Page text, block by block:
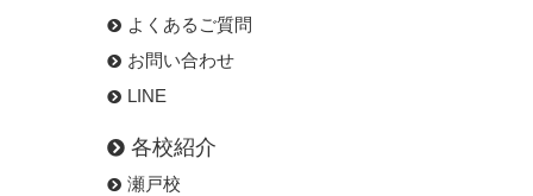
よくあるご質問
お問い合わせ
LINE
各校紹介
瀬戸校